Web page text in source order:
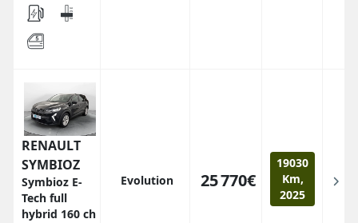
RENAULT
SYMBIOZ
Symbioz E-
Tech full
hybrid 160 ch
Evolution 25 770€
19030
Km,
2025